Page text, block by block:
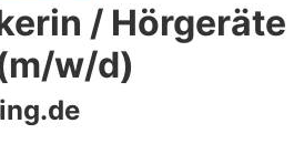
/ Hörgeräte
w/d)